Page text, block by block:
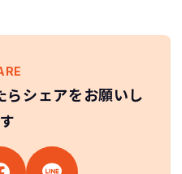
らシェアをお願いし